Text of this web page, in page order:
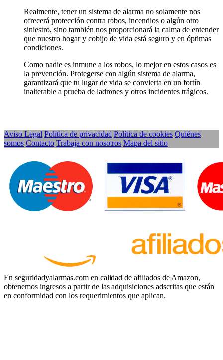
Realmente, tener un sistema de alarma no solamente nos
ofrecerá protección contra robos, incendios o algún otro
siniestro, sino también nos proporcionará la calma de entender
que nuestro hogar y cobijo de vida está seguro y en óptimas
condiciones.
Como nadie es inmune a los robos, lo mejor en estos casos es
la prevención. Protegerse con algún sistema de alarma,
garantizará que tu lugar de vida se convierta en un fortín
inalterable a prueba de ladrones y otros incidentes trágicos.
Aviso Legal Política de privacidad Política de cookies Quiénes
somos Contacto Trabaja con nosotros Mapa del sitio
En seguridadyalarmas.com en calidad de afiliados de Amazon,
obtenemos ingresos a partir de las adquisiciones adscritas que están
en conformidad con los requerimientos que aplican.